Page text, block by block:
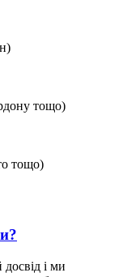
тощо)
тощо)
і ми